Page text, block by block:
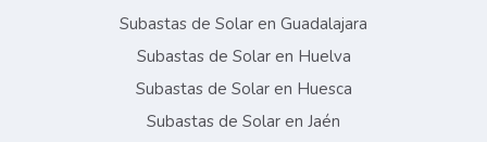
Subastas de Solar en Guadalajara
Subastas de Solar en Huelva
Subastas de Solar en Huesca
Subastas de Solar en Jaén